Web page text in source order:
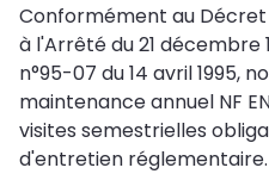
Conformément au Décret
à l'Arrêté du 21 décembre
n°95-07 du 14 avril 1995,
maintenance annuel NF
visites semestrielles
d'entretien réglementaire.